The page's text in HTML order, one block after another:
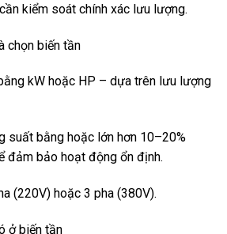
kiểm soát chính xác lưu lượng.
chọn biến tần
kW hoặc HP – dựa trên lưu lượng
suất bằng hoặc lớn hơn 10–20%
đảm bảo hoạt động ổn định.
(220V) hoặc 3 pha (380V).
ở biến tần